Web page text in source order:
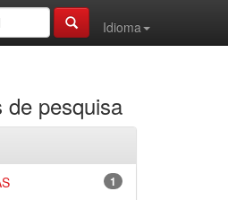
Idioma
de pesquisa
1